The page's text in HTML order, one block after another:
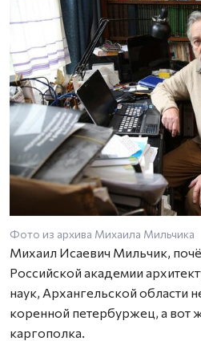
Фото из архива Михаила Мильчика
Михаил Исаевич Мильчик,
Российской академии
наук, Архангельской области
коренной петербуржец, а вот
каргополка.